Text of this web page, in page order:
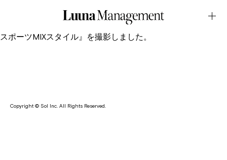
写真家の服部恭平がファッション雑誌・ViViのWebマガジンに
て『おしゃれな人の注目ブランド！ラコステで叶うカラフルな
スポーツMIXスタイル』を撮影しました。
Copyright © Sol Inc. All Rights Reserved.